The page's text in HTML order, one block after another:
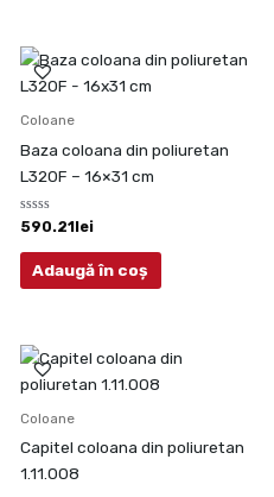
Coloane
Baza coloana din poliuretan
L320F – 16×31 cm
Evaluat
0
din
590.21lei
Adaugă în coș
Coloane
Capitel coloana din poliuretan
1.11.008